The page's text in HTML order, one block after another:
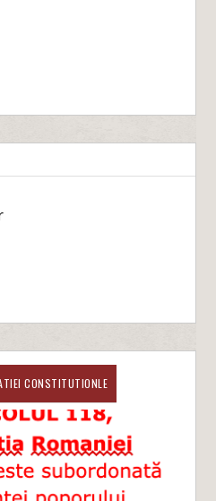
CONSTITUTIONLE